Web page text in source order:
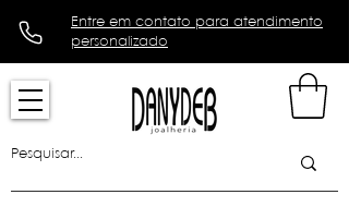
Entre em contato para atendimento
personalizado